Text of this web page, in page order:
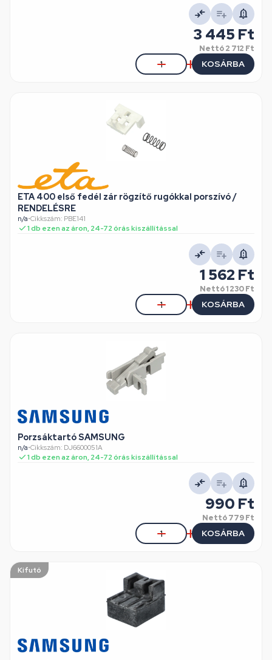
3 445 Ft
Nettó2 712 Ft
KOSÁRBA
ETA 400 első fedél zár rögzítő rugókkal porszívó /
RENDELÉSRE
n/a•Cikkszám: PBE141
1 db ezen az áron, 24-72 órás kiszállítással
1 562 Ft
Nettó1 230 Ft
KOSÁRBA
Porzsáktartó SAMSUNG
n/a•Cikkszám: DJ6600051A
1 db ezen az áron, 24-72 órás kiszállítással
990 Ft
Nettó779 Ft
KOSÁRBA
Kifutó